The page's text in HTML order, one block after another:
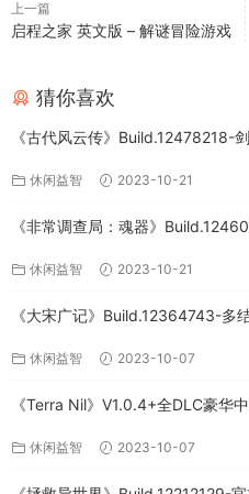
上一篇
启程之家 英文版 – 解谜冒险游戏
猜你喜欢
《古代风云传》Build.12478218-
休闲益智 2023-10-21
《非常调查局：魂器》
休闲益智 2023-10-21
《大宋广记》Build.12364743-多
休闲益智 2023-10-07
《Terra Nil》V1.0.4+全DLC豪华
休闲益智 2023-10-07